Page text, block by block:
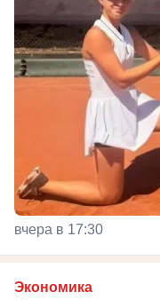
вчера в 17:30
Экономика